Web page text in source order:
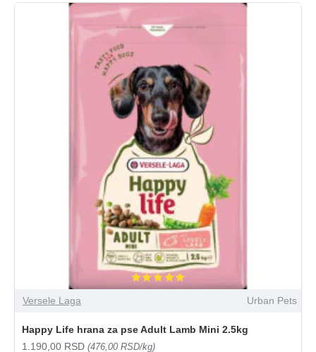
Versele Laga Urban Pets
Happy Life hrana za pse Adult Lamb Mini 2.5kg
1.190,00 RSD (476,00 RSD/kg)